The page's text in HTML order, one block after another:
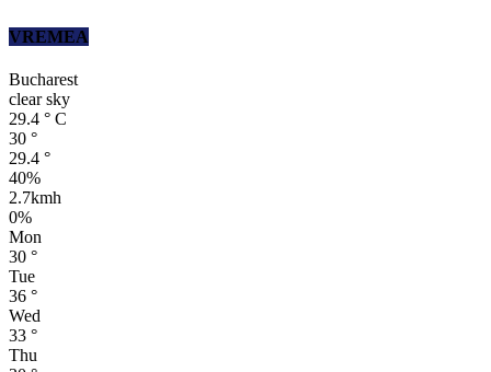
VREMEA
Bucharest
clear sky
29.4 ° C
30 °
29.4 °
40%
2.7kmh
0%
Mon
30 °
Tue
36 °
Wed
33 °
Thu